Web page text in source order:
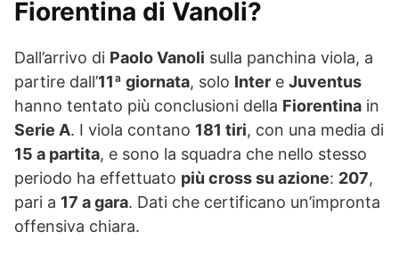
Fiorentina di Vanoli?
Dall’arrivo di Paolo Vanoli sulla panchina viola, a
partire dall’11ª giornata, solo Inter e Juventus
hanno tentato più conclusioni della Fiorentina in
Serie A. I viola contano 181 tiri, con una media di
15 a partita, e sono la squadra che nello stesso
periodo ha effettuato più cross su azione: 207,
pari a 17 a gara. Dati che certificano un’impronta
offensiva chiara.